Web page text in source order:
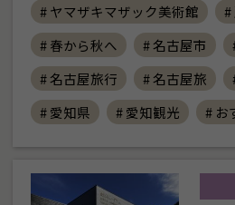
# ヤマザキマザック美術館
#
# 春から秋へ
# 名古屋市
# 名古屋旅行
# 名古屋旅
# 愛知県
# 愛知観光 # お